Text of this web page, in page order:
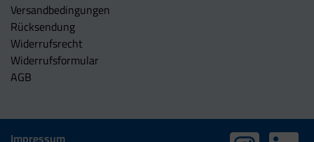
Versandbedingungen
Rücksendung
Widerrufsrecht
Widerrufsformular
AGB
Impressum